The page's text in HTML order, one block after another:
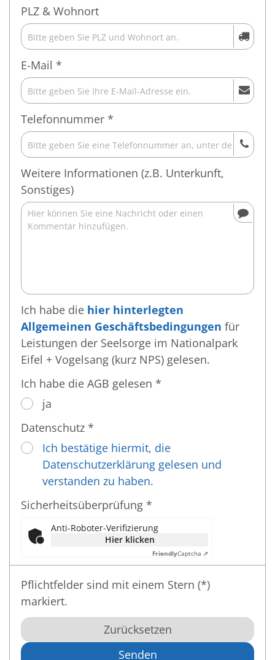
PLZ & Wohnort
E-Mail *
Telefonnummer *
Weitere Informationen (z.B. Unterkunft,
Sonstiges)
Ich habe die hier hinterlegten
Allgemeinen Geschäftsbedingungen für
Leistungen der Seelsorge im Nationalpark
Eifel + Vogelsang (kurz NPS) gelesen.
Ich habe die AGB gelesen *
ja
Datenschutz *
Ich bestätige hiermit, die
Datenschutzerklärung gelesen und
verstanden zu haben.
Sicherheitsüberprüfung *
Anti-Roboter-Verifizierung
Hier klicken
FriendlyCaptcha ⇗
Pflichtfelder sind mit einem Stern (*)
markiert.
Zurücksetzen